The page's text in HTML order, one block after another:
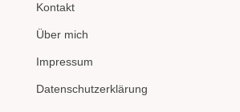
Kontakt
Über mich
Impressum
Datenschutzerklärung